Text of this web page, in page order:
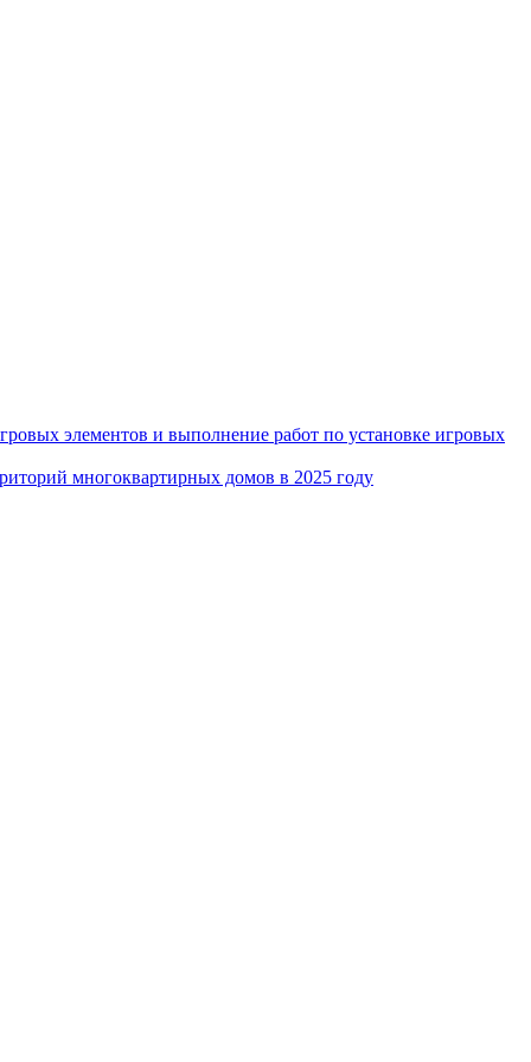
элементов и выполнение работ по установке игровых
многоквартирных домов в 2025 году